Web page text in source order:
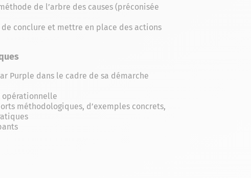
de l’arbre des causes (préconisée
conclure et mettre en place des actions
Purple dans le cadre de sa démarche
méthodologiques, d’exemples concrets,